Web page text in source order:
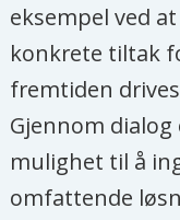
eksempel ved
konkrete tiltak
fremtiden
Gjennom
mulighet til å
omfattende